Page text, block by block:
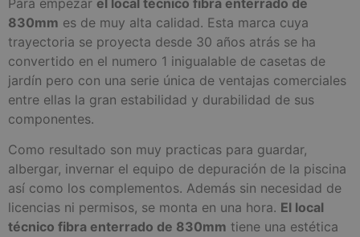
830mm es de muy alta calidad. Esta marca cuya
trayectoria se proyecta desde 30 años atrás se ha
convertido en el numero 1 inigualable de casetas de
jardín pero con una serie única de ventajas comerciales
entre ellas la gran estabilidad y durabilidad de sus
componentes.
Como resultado son muy practicas para guardar,
albergar, invernar el equipo de depuración de la piscina
así como los complementos. Además sin necesidad de
licencias ni permisos, se monta en una hora. El local
técnico fibra enterrado de 830mm tiene una estética